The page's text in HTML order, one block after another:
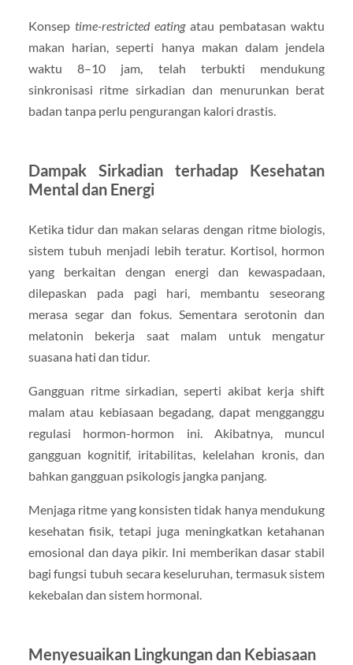
Konsep time-restricted eatingatau pembatasan waktu
makan harian, seperti hanya makan dalam jendela
waktu 8–10 jam, telah terbukti mendukung
sinkronisasi ritme sirkadian dan menurunkan berat
badan tanpa perlu pengurangan kalori drastis.
Dampak Sirkadian terhadap Kesehatan
Mental dan Energi
Ketika tidur dan makan selaras dengan ritme biologis,
sistem tubuh menjadi lebih teratur. Kortisol, hormon
yang berkaitan dengan energi dan kewaspadaan,
dilepaskan pada pagi hari, membantu seseorang
merasa segar dan fokus. Sementara serotonin dan
melatonin bekerja saat malam untuk mengatur
suasana hati dan tidur.
Gangguan ritme sirkadian, seperti akibat kerja shift
malam atau kebiasaan begadang, dapat mengganggu
regulasi hormon-hormon ini. Akibatnya, muncul
gangguan kognitif, iritabilitas, kelelahan kronis, dan
bahkan gangguan psikologis jangka panjang.
Menjaga ritme yang konsisten tidak hanya mendukung
kesehatan fisik, tetapi juga meningkatkan ketahanan
emosional dan daya pikir. Ini memberikan dasar stabil
bagi fungsi tubuh secara keseluruhan, termasuk sistem
kekebalan dan sistem hormonal.
Menyesuaikan Lingkungan dan Kebiasaan